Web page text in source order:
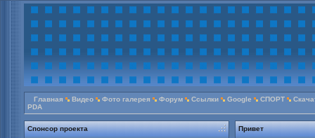
Главная Видео Фото галерея Форум Ссылки Google СПОРТ
PDA
Спонсор проекта Привет